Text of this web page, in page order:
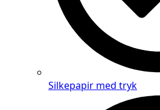
Silkepapir med tryk